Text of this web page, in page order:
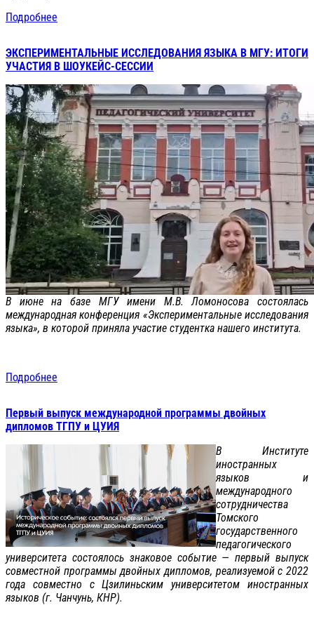
Подробнее
ЭКСПЕРИМЕНТАЛЬНЫЕ ИССЛЕДОВАНИЯ ЯЗЫКА В МГУ: ИТОГИ
УЧАСТИЯ В ШОУКЕЙС-СЕССИИ
В июне на базе МГУ имени М.В. Ломоносова состоялась
международная конференция «Экспериментальные исследования
языка», в которой приняла участие студентка нашего института.
Подробнее
Первый выпуск международной программы двойных
дипломов ТГПУ и ЦУИЯ
В Институте
иностранных
языков и
международного
сотрудничества
Томского
государственного
педагогического
университета состоялось знаковое событие — первый выпуск
совместной программы двойных дипломов, реализуемой с 2022
года совместно с Цзилиньским университетом иностранных
языков (г. Чанчунь, КНР).